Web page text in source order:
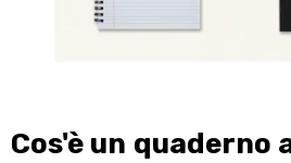
Cos'è un quaderno